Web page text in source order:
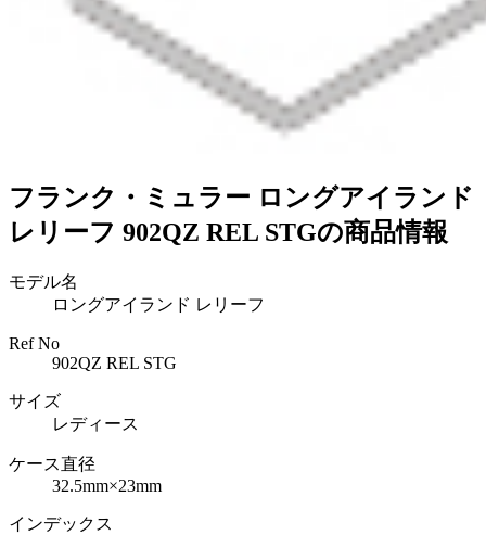
フランク・ミュラー ロングアイランド
レリーフ 902QZ REL STGの商品情報
モデル名
ロングアイランド レリーフ
Ref No
902QZ REL STG
サイズ
レディース
ケース直径
32.5mm×23mm
インデックス